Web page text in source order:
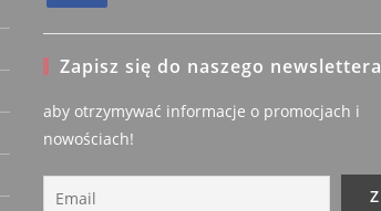
a
new
tab
Zapisz się do naszego newslettera
aby otrzymywać informacje o promocjach i
nowościach!
5 5/5